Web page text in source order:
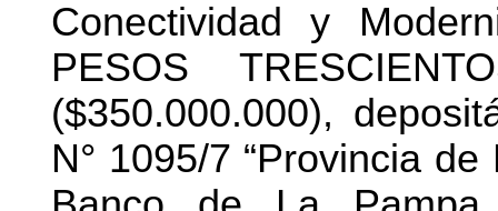
Conectividad y
PESOS
($350.000.000),
N° 1095/7 “Provincia